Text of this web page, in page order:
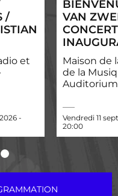
/
et
-
VAN
CONCERT
Maison de
de la
Auditorium
Vendredi 11
20:00